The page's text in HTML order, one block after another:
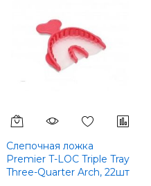
Слепочная ложка
Premier T-LOC Triple Tray
Three-Quarter Arch, 22шт